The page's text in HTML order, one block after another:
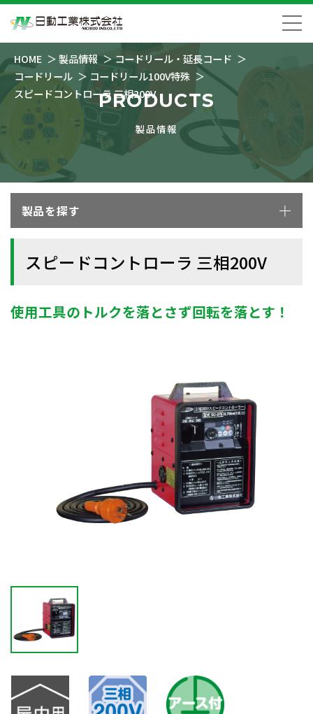
HOME 製品情報
コードリール・延長コード
コードリール
コードリール100V特殊
スピードコントローラ 三相200VPRODUCTS
製品情報
製品を探す
スピードコントローラ 三相200V
使用工具のトルクを落とさず回転を落とす！